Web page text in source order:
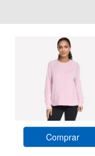
Comprar